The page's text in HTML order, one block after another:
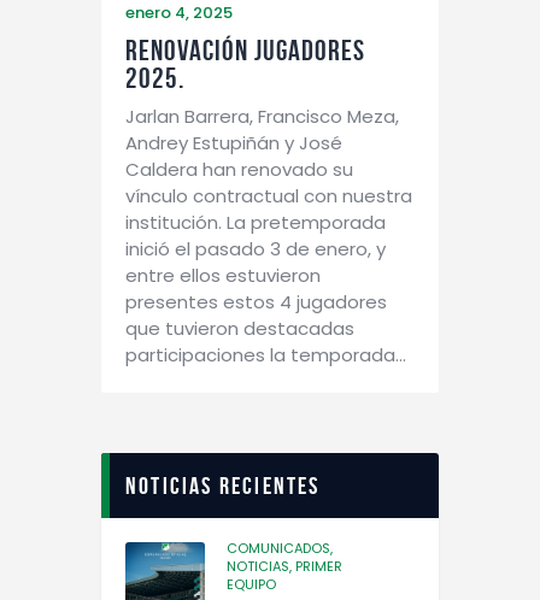
enero 4, 2025
RENOVACIÓN JUGADORES
2025.
Jarlan Barrera, Francisco Meza,
Andrey Estupiñán y José
Caldera han renovado su
vínculo contractual con nuestra
institución. La pretemporada
inició el pasado 3 de enero, y
entre ellos estuvieron
presentes estos 4 jugadores
que tuvieron destacadas
participaciones la temporada…
Noticias recientes
COMUNICADOS,
NOTICIAS,PRIMER
EQUIPO